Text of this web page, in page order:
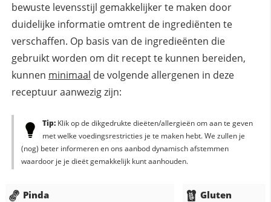
bewuste levensstijl gemakkelijker te maken door
duidelijke informatie omtrent de ingrediënten te
verschaffen. Op basis van de ingredieënten die
gebruikt worden om dit recept te kunnen bereiden,
kunnen minimaal de volgende allergenen in deze
receptuur aanwezig zijn:
Tip:Klik op de dikgedrukte dieëten/allergieën om aan te geven
met welke voedingsrestricties je te maken hebt. We zullen je
(nog) beter informeren en ons aanbod dynamisch afstemmen
waardoor je je dieët gemakkelijk kunt aanhouden.
Pinda Gluten